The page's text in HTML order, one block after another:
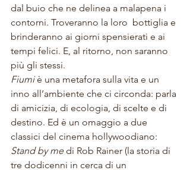
dal buio che ne delinea a malapena i
contorni. Troveranno la loro  bottiglia e
brinderanno ai giorni spensierati e ai
tempi felici. E, al ritorno, non saranno
più gli stessi.
Fiumi è una metafora sulla vita e un
inno all’ambiente che ci circonda: parla
di amicizia, di ecologia, di scelte e di
destino. Ed è un omaggio a due
classici del cinema hollywoodiano:
Stand by me di Rob Rainer (la storia di
tre dodicenni in cerca di un